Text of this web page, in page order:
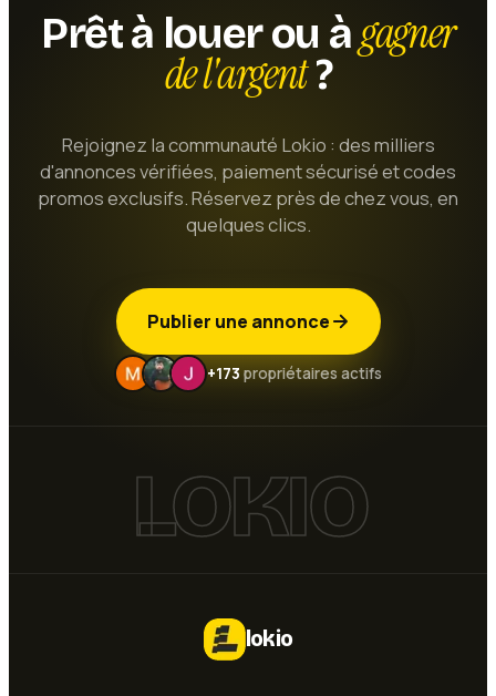
Prêt à louer ou àgagner
de l'argent?
Rejoignez la communauté Lokio : des milliers
d'annonces vérifiées, paiement sécurisé et codes
promos exclusifs. Réservez près de chez vous, en
quelques clics.
Publier une annonce
+173 propriétaires actifs
LOKIO
lokio